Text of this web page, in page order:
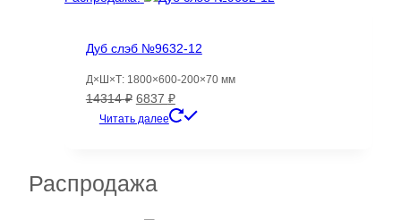
Дуб слэб №9632-12
Д×Ш×Т: 1800×600-200×70 мм
14314₽ Первоначальная
цена
6837 ₽Текущая
цена:
Читать далее
Распродажа